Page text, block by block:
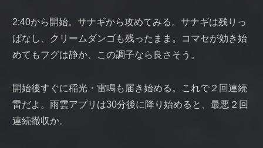
2:40から開始。サナギから攻めてみる。サナギは残りっ
ぱなし、クリームダンゴも残ったまま。コマセが効き始
めてもフグは静か、この調子なら良さそう。
開始後すぐに稲光・雷鳴も届き始める。これで２回連続
雷だよ。雨雲アプリは30分後に降り始めると、最悪２回
連続撤収か。